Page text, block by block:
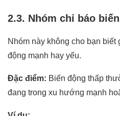
2.3. Nhóm chỉ báo
Nhóm này không cho bạn
động mạnh hay yếu.
Đặc điểm: Biến động thấp
đang trong xu hướng mạnh